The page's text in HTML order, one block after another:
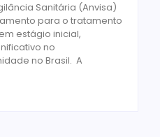
Sanitária (Anvisa)
para o tratamento
estágio inicial,
no
no Brasil. A